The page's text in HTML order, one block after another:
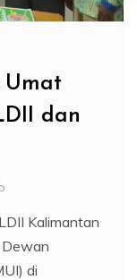
Umat
dan
Kalimantan
Dewan
di